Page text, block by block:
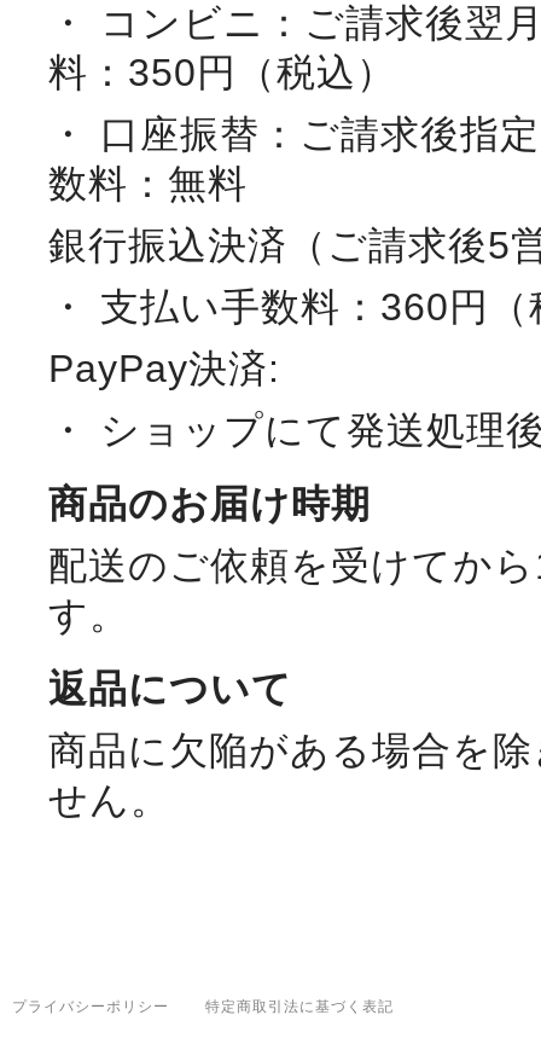
・ コンビニ：ご請求後翌
料：350円（税込）
・ 口座振替：ご請求後指
数料：無料
銀行振込決済（ご請求後5
・ 支払い手数料：360円
PayPay決済:
・ ショップにて発送処理
商品のお届け時期
配送のご依頼を受けてか
す。
返品について
商品に欠陥がある場合を
せん。
プライバシーポリシー 特定商取引法に基づく表記